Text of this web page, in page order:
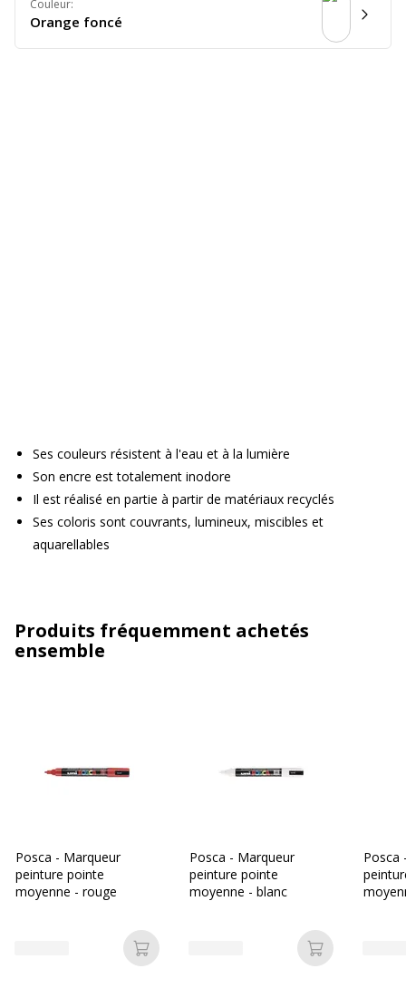
Couleur:
Orange foncé
Ses couleurs résistent à l'eau et à la lumière
Son encre est totalement inodore
Il est réalisé en partie à partir de matériaux recyclés
Ses coloris sont couvrants, lumineux, miscibles et
aquarellables
Produits fréquemment achetés
ensemble
Posca - Marqueur
peinture pointe
moyenne - rouge
Ajouter au panier
Posca - Marqueur
peinture pointe
moyenne - blanc
Ajouter au
Posca